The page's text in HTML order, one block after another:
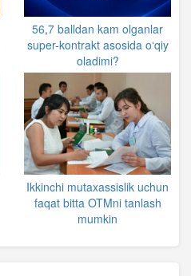
56,7 balldan kam olganlar
super-kontrakt asosida o‘qiy
oladimi?
Ikkinchi mutaxassislik uchun
faqat bitta OTMni tanlash
mumkin